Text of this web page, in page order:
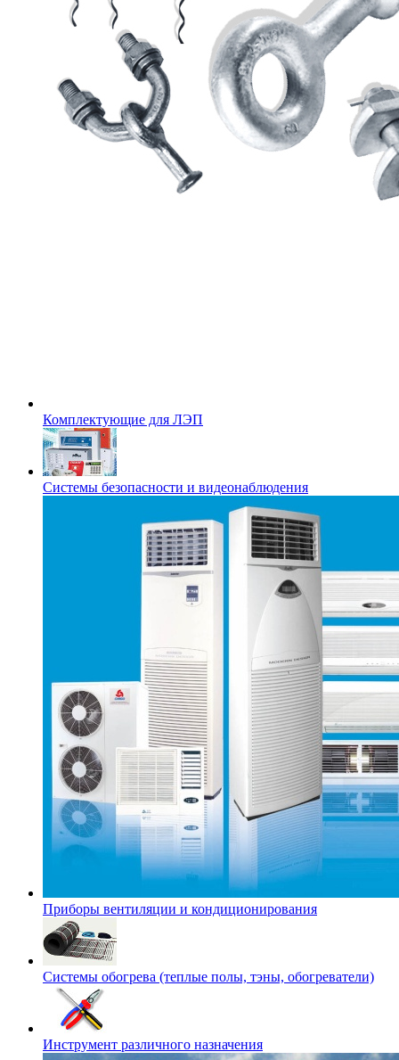
Комплектующие для ЛЭП
Системы безопасности и видеонаблюдения
Приборы вентиляции и кондиционирования
Системы обогрева (теплые полы, тэны, обогреватели)
Инструмент различного назначения